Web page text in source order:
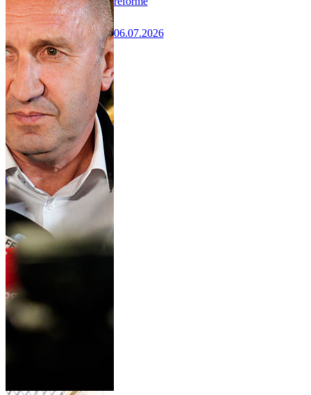
06.07.2026